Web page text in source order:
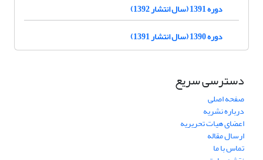
دوره 1391 (سال انتشار 1392)
دوره 1390 (سال انتشار 1391)
دسترسی سریع
صفحه اصلی
درباره نشریه
اعضای هیات تحریریه
ارسال مقاله
تماس با ما